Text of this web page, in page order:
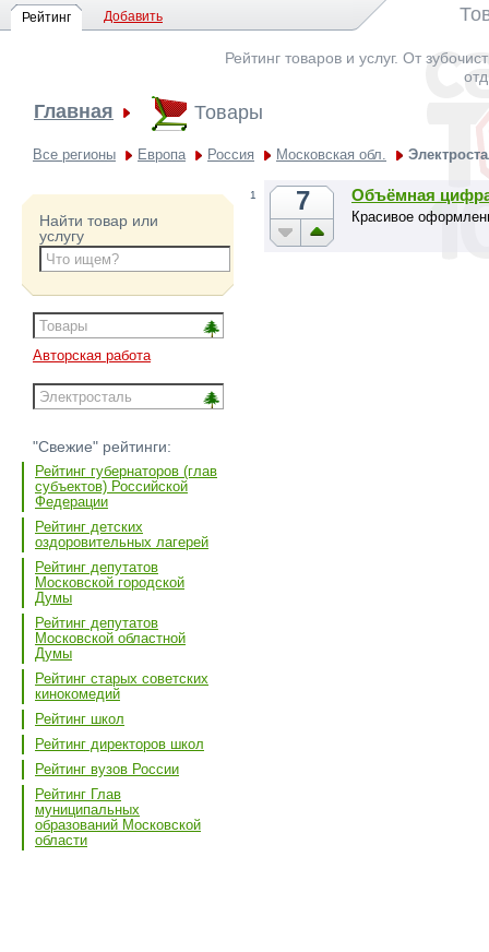
Рейтинг Добавить
Рейтинг товаров и услуг. От
Главная Товары
Все регионы Европа Россия Московская обл.
Найти товар или
услугу
Авторская работа
"Свежие" рейтинги:
Рейтинг губернаторов (глав
субъектов) Российской
Федерации
Рейтинг детских
оздоровительных лагерей
Рейтинг депутатов
Московской городской
Думы
Рейтинг депутатов
Московской областной
Думы
Рейтинг старых советских
кинокомедий
Рейтинг школ
Рейтинг директоров школ
Рейтинг вузов России
Рейтинг Глав
муниципальных
образований Московской
области
1 7 Объёмная
Красивое